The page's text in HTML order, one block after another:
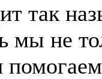
так
мы не